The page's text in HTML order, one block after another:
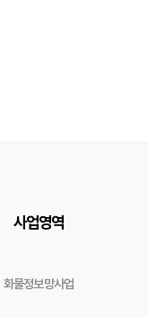
사업영역
화물정보망사업